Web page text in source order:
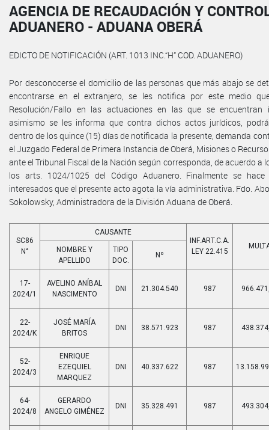
AGENCIA DE RECAUDACIÓN Y
ADUANERO - ADUANA OBERÁ
EDICTO DE NOTIFICACIÓN (ART. 1013 INC.“H” COD. ADUANERO)
Por desconocerse el domicilio de las personas que más abajo se
encontrarse en el extranjero, se les notifica por este medio
Resolución/Fallo en las actuaciones en las que se encuentran
asimismo se les informa que contra dichos actos jurídicos,
dentro de los quince (15) días de notificada la presente, demanda
el Juzgado Federal de Primera Instancia de Oberá, Misiones o
ante el Tribunal Fiscal de la Nación según corresponda, de acuerdo a
los arts. 1024/1025 del Código Aduanero. Finalmente se
interesados que el presente acto agota la vía administrativa. Fdo.
Sokolowsky, Administradora de la División Aduana de Oberá.
SC86
N°
CAUSANTE
INF.ART.C.A.
LEY 22.415
NOMBRE Y
APELLIDO
TIPO
DOC.
Nº
17-
2024/1
AVELINO ANÍBAL
NASCIMENTO
DNI 21.304.540 987
22-
2024/K
JOSÉ MARÍA
BRITOS
DNI 38.571.923 987
52-
2024/3
ENRIQUE
EZEQUIEL
MARQUEZ
DNI 40.337.622 987
64-
2024/8
GERARDO
ANGELO GIMÉNEZ
DNI 35.328.491 987